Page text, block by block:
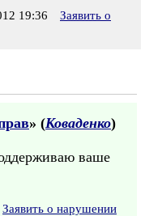
19:36
Заявить о
» (Коваденко)
ваше
Заявить о нарушении